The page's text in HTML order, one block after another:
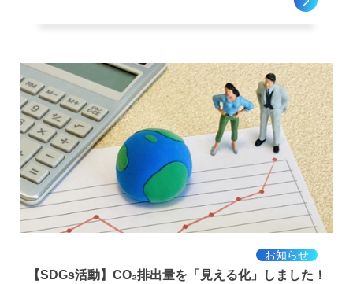
お知らせ
【SDGs活動】CO₂排出量を「見える化」しました！